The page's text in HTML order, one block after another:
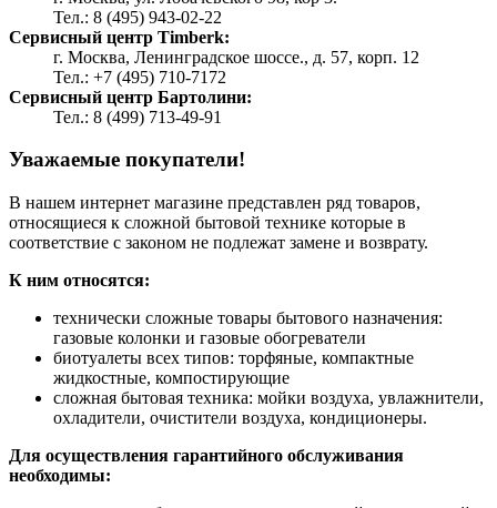
Тел.: 8 (495) 943-02-22
Сервисный центр Timberk:
г. Москва, Ленинградское шоссе., д. 57, корп. 12
Тел.: +7 (495) 710-7172
Сервисный центр Бартолини:
Тел.: 8 (499) 713-49-91
Уважаемые покупатели!
В нашем интернет магазине представлен ряд товаров,
относящиеся к сложной бытовой технике которые в
соответствие с законом не подлежат замене и возврату.
К ним относятся:
технически сложные товары бытового назначения:
газовые колонки и газовые обогреватели
биотуалеты всех типов: торфяные, компактные
жидкостные, компостирующие
сложная бытовая техника: мойки воздуха, увлажнители,
охладители, очистители воздуха, кондиционеры.
Для осуществления гарантийного обслуживания
необходимы: